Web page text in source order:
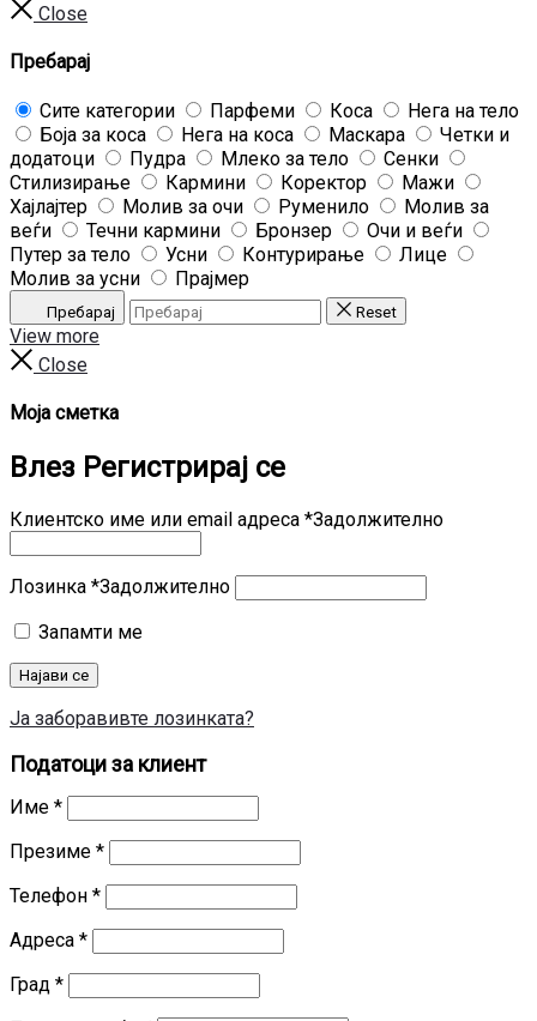
Close
Пребарај
Сите категории Парфеми Коса
Нега на тело
Боја за коса
Нега на коса Маскара
Четки и
додатоци
Пудра Млеко за тело
Сенки
Стилизирање
Кармини Коректор
Мажи
Хајлајтер
Молив за очи Руменило
Молив за
веѓи
Течни кармини Бронзер
Очи и веѓи
Путер за тело
Усни Контурирање
Лице
Молив за усни
Прајмер
Пребарај Reset
View more
Close
Моја сметка
Влез Регистрирај се
Клиентско име или email адреса *Задолжително
Лозинка *Задолжително
Запамти ме
Најави се
Ја заборавивте лозинката?
Податоци за клиент
Име *
Презиме *
Телефон *
Адреса *
Град *